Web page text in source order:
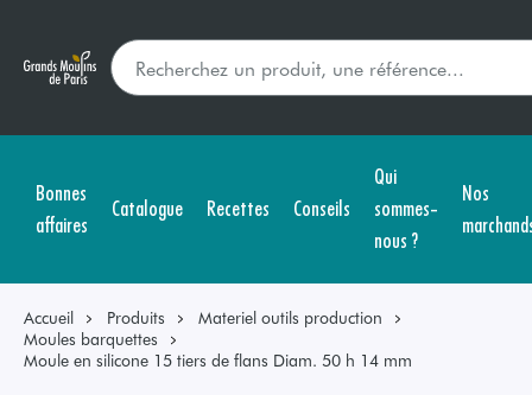
Bonnes
affaires
Catalogue Recettes Conseils
Qui
sommes-
nous ?
Nos
Accueil Produits
Materiel outils production
Moules barquettes
Moule en silicone 15 tiers de flans Diam. 50 h 14 mm